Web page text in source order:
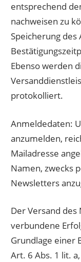
entsprechend
nachweisen zu
Speicherung
Ebenso werden
protokolliert.
Anmeldedaten:
anzumelden,
Mailadresse
Namen, zwecks
Newsletters
Der Versand
verbundene
Grundlage einer
Art. 6 Abs. 1 lit.